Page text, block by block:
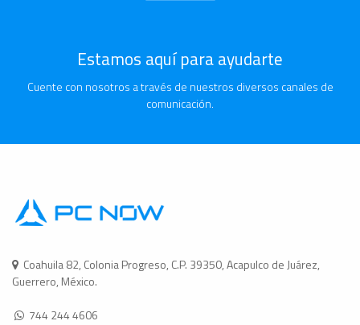
Estamos aquí para ayudarte
Cuente con nosotros a través de nuestros diversos canales de
comunicación.
Coahuila 82, Colonia Progreso, C.P. 39350, Acapulco de Juárez,
Guerrero, México.
744 244 4606